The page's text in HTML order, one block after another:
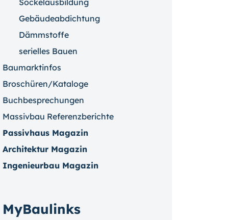
Sockelausbildung
Gebäudeabdichtung
Dämmstoffe
serielles Bauen
Baumarktinfos
Broschüren/Kataloge
Buchbesprechungen
Massivbau Referenzberichte
Passivhaus Magazin
Architektur Magazin
Ingenieurbau Magazin
MyBaulinks